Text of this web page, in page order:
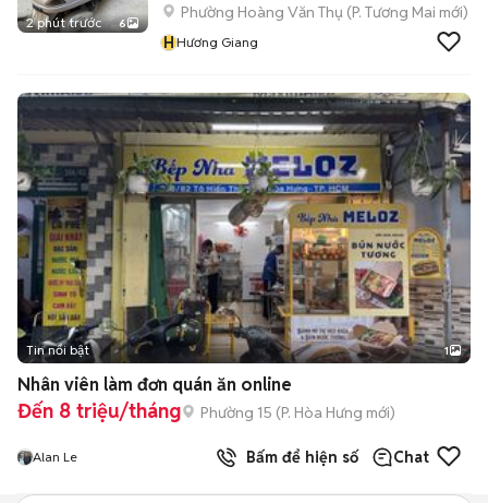
2 phút trước 6
Phường Hoàng Văn Thụ (P. Tương Mai mới)
HHương Giang
Tin nổi bật 1
Nhân viên làm đơn quán ăn online
Đến 8 triệu/tháng Phường 15 (P. Hòa Hưng mới)
Alan Le Bấm để hiện số Chat